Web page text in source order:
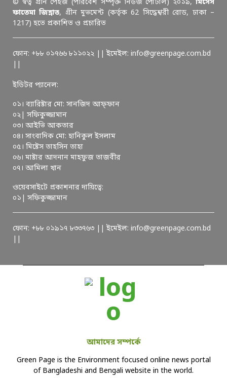
© স্বত্ব গ্রীন পেইজ (পরিবেশ সম্পৃক্ত নিউজ পোর্টাল) ২০১৯, মিসেস
ফাতেমা জিন্নাত, গ্রীন মুভমেন্ট (কর্তৃক 62 সিদ্ধেশ্বরী রোড, ঢাকা –
1217) হতে প্রকাশিত ও প্রচারিত
ফোন: +৮৮ ০১৭৬৬ ৮১১০২২ || ইমেইল: info@greenpage.com.bd
ইডিটর প্যানেল:
০১। ব্যারিষ্টার মো: সানজিদ আফ্ফান
০২| সফিকুজ্জামান
০৩। আইভি আকতার
০৪। সাংবাদিক মো: হানিকুল ইসলাম
০৫। মিষ্টেস তাহসিন তাহা
০৬। মাষ্টার আদনান মাহফুজ তাজবীর
০৭। আমিলা খান
ওয়েবসাইটে প্রকাশনার দায়িত্বে:
০১| সফিকুজ্জামান
ফোন: +৮৮ ০১৯১৭ ৮৩৩৭৬৩ || ইমেইল: info@greenpage.com.bd
আমাদের সম্পর্কে
Green Page is the Environment focused online news portal
of Bangladeshi and Bengali website in the world.